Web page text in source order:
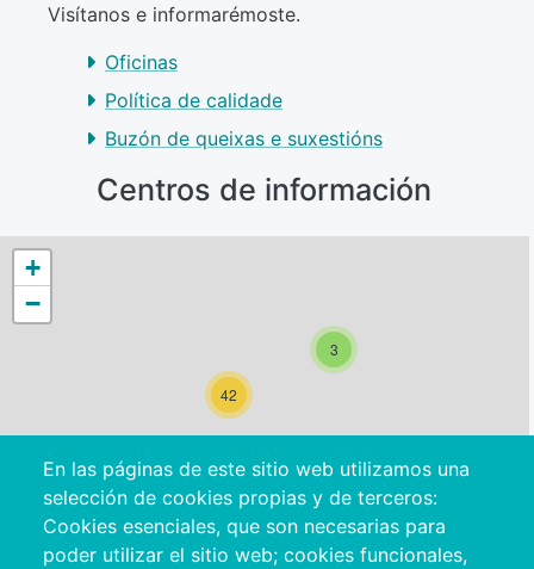
Visítanos e informarémoste.
Oficinas
Política de calidade
Buzón de queixas e suxestións
Centros de información
3
42
103
+
−
En las páginas de este sitio web utilizamos una
selección de cookies propias y de terceros:
Cookies esenciales, que son necesarias para
poder utilizar el sitio web; cookies funcionales,